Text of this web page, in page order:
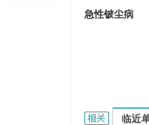
急性铍尘病
Acute 临近